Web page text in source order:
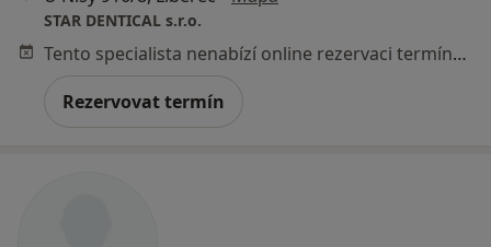
STAR DENTICAL s.r.o.
Tento specialista nenabízí online rezervaci termínu na této adrese.
Rezervovat termín